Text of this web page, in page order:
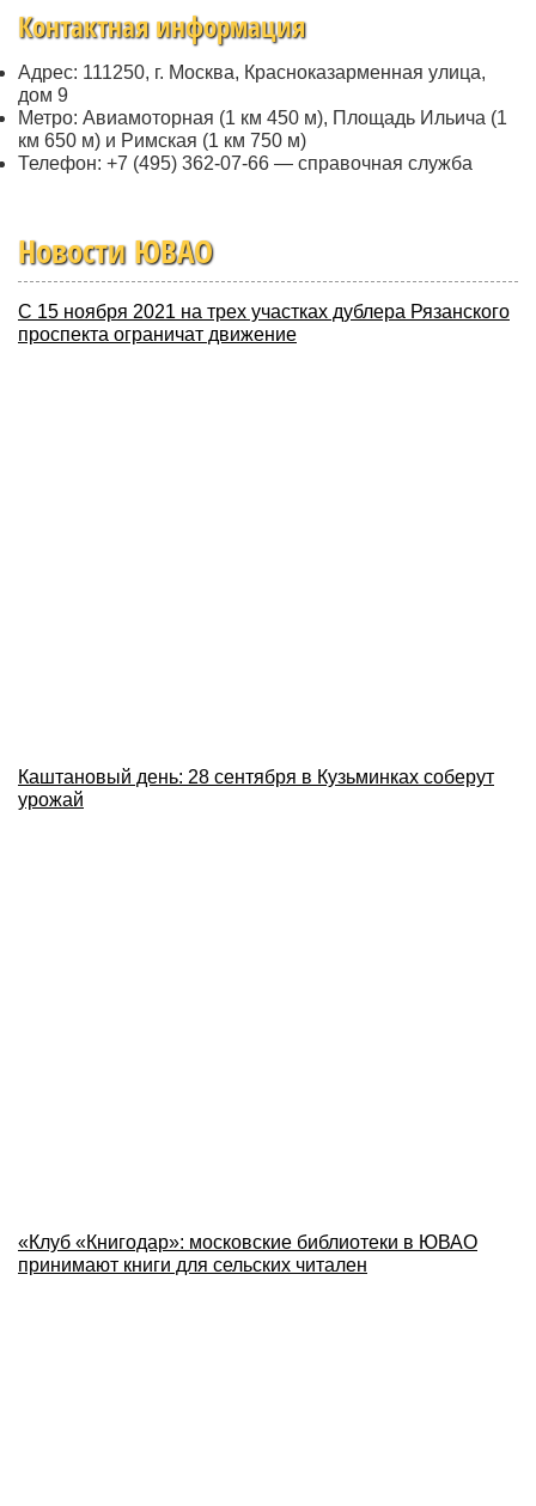
Контактная информация
Адрес: 111250, г. Москва, Красноказарменная улица,
дом 9
Метро: Авиамоторная (1 км 450 м), Площадь Ильича (1
км 650 м) и Римская (1 км 750 м)
Телефон: +7 (495) 362-07-66 — справочная служба
Новости ЮВАО
С 15 ноября 2021 на трех участках дублера Рязанского
проспекта ограничат движение
Каштановый день: 28 сентября в Кузьминках соберут
урожай
«Клуб «Книгодар»: московские библиотеки в ЮВАО
принимают книги для сельских читален